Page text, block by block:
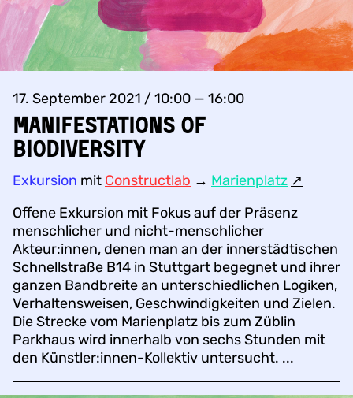
17. September 2021 / 10:00 — 16:00
Manifestations of
Biodiversity
Exkursion mit Constructlab → Marienplatz ↗︎
Offene Exkursion mit Fokus auf der Präsenz
menschlicher und nicht-menschlicher
Akteur:innen, denen man an der innerstädtischen
Schnellstraße B14 in Stuttgart begegnet und ihrer
ganzen Bandbreite an unterschiedlichen Logiken,
Verhaltensweisen, Geschwindigkeiten und Zielen.
Die Strecke vom Marienplatz bis zum Züblin
Parkhaus wird innerhalb von sechs Stunden mit
den Künstler:innen-Kollektiv untersucht. ...